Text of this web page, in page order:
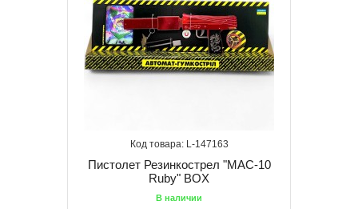
147163
Пистолет Резинкострел "MAC-10
Ruby" BOX